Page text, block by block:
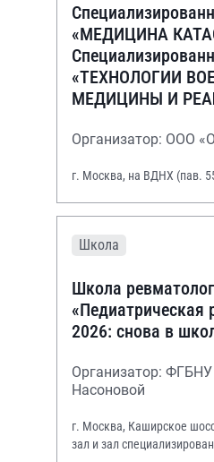
«МЕДИЦИНА
«ТЕХНОЛОГИИ
МЕДИЦИНЫ И
Организатор: ООО
г. Москва, на ВДНХ (пав.
Школа
Школа
«Педиатрическая
2026: снова в
Организатор:
Насоновой
г. Москва, Каширское
зал и зал